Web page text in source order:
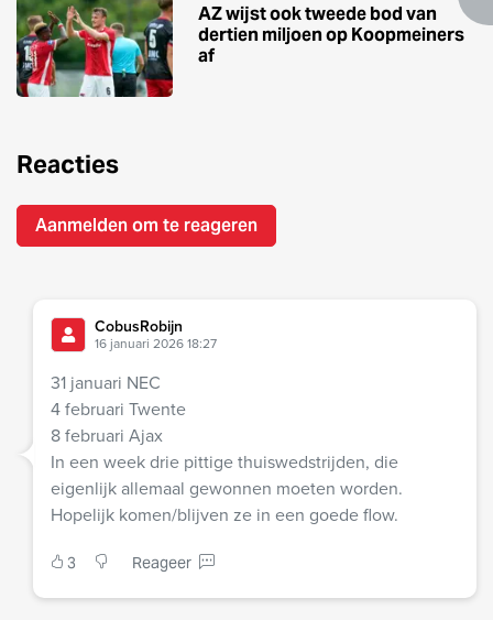
AZ wijst ook tweede bod van
dertien miljoen op Koopmeiners
af
Reacties
Aanmelden om te reageren
CobusRobijn
16 januari 2026 18:27
31 januari NEC
4 februari Twente
8 februari Ajax
In een week drie pittige thuiswedstrijden, die
eigenlijk allemaal gewonnen moeten worden.
Hopelijk komen/blijven ze in een goede flow.
3 Reageer